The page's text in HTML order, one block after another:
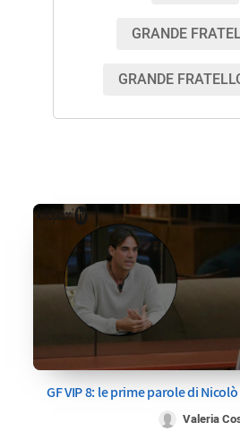
GRANDE
GRANDE
GF VIP 8: le prime parole di
Valeria